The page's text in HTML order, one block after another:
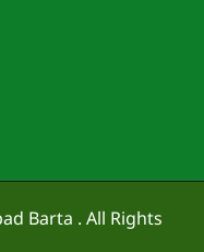
Barta . All Rights